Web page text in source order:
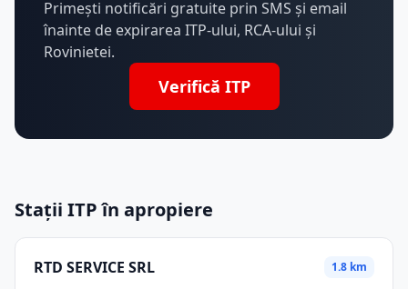
Primești notificări gratuite prin SMS și email
înainte de expirarea ITP-ului, RCA-ului și
Rovinietei.
Verifică ITP
Stații ITP în apropiere
RTD SERVICE SRL 1.8 km